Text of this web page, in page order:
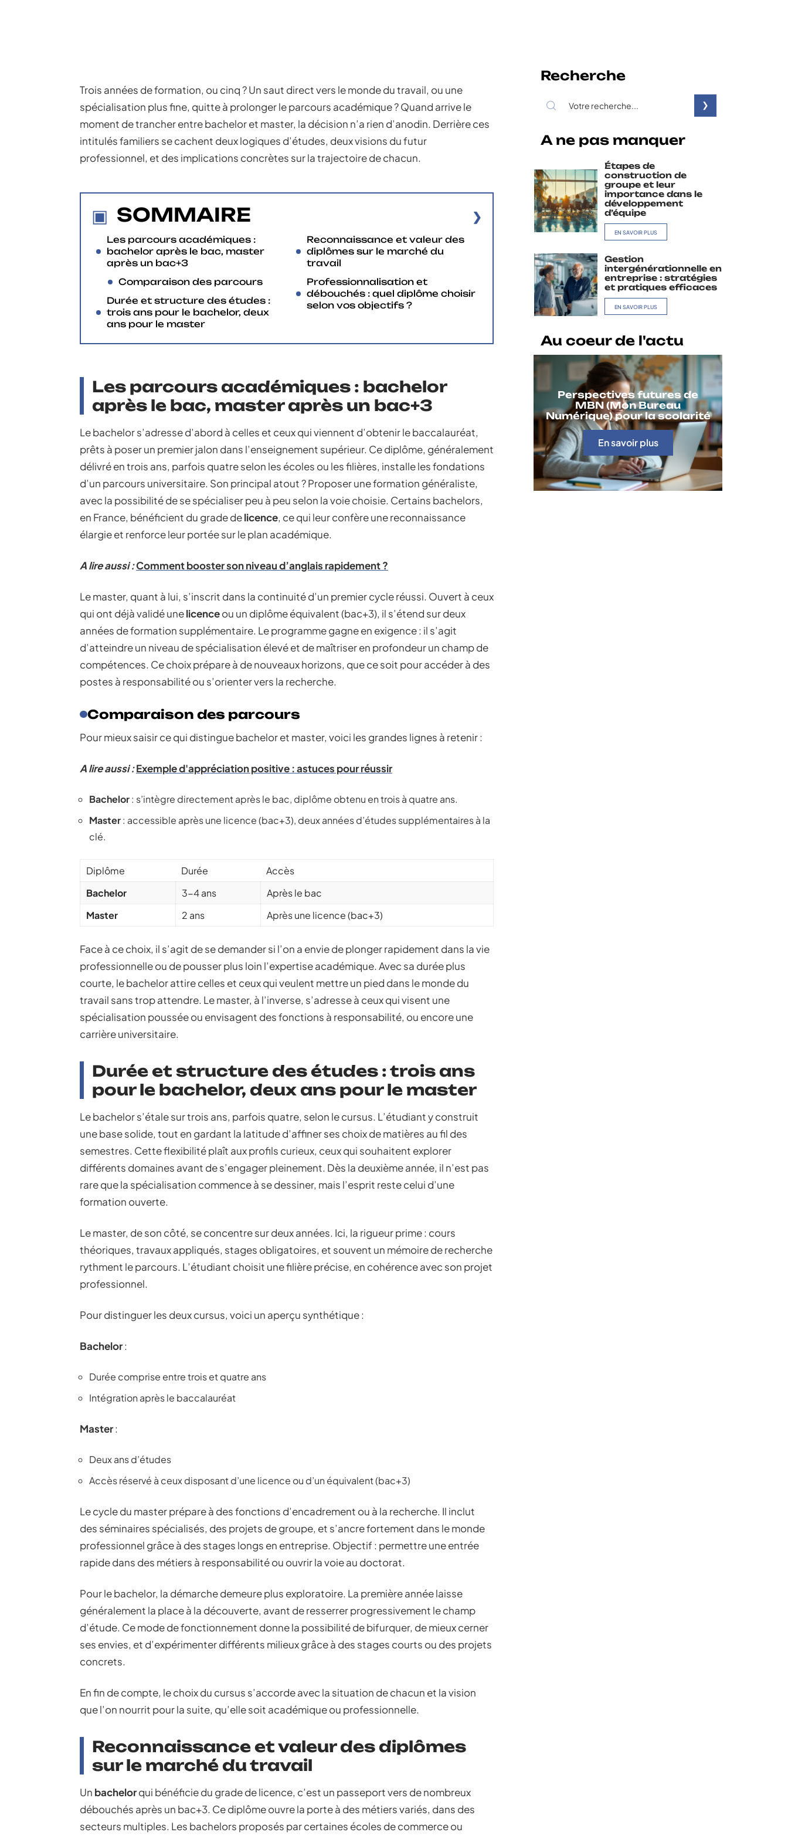
Trois années de formation, ou cinq ? Un saut direct vers le monde du travail, ou une
spécialisation plus fine, quitte à prolonger le parcours académique ? Quand arrive le
moment de trancher entre bachelor et master, la décision n’a rien d’anodin. Derrière ces
intitulés familiers se cachent deux logiques d’études, deux visions du futur
professionnel, et des implications concrètes sur la trajectoire de chacun.
SOMMAIRE
Les parcours académiques :
bachelor après le bac, master
après un bac+3
Comparaison des parcours
Durée et structure des études :
trois ans pour le bachelor, deux
ans pour le master
Reconnaissance et valeur des
diplômes sur le marché du
travail
Professionnalisation et
débouchés : quel diplôme choisir
selon vos objectifs ?
Les parcours académiques : bachelor
après le bac, master après un bac+3
Le bachelor s’adresse d’abord à celles et ceux qui viennent d’obtenir le baccalauréat,
prêts à poser un premier jalon dans l’enseignement supérieur. Ce diplôme, généralement
délivré en trois ans, parfois quatre selon les écoles ou les filières, installe les fondations
d’un parcours universitaire. Son principal atout ? Proposer une formation généraliste,
avec la possibilité de se spécialiser peu à peu selon la voie choisie. Certains bachelors,
en France, bénéficient du grade delicence, ce qui leur confère une reconnaissance
élargie et renforce leur portée sur le plan académique.
A lire aussi :Comment booster son niveau d’anglais rapidement ?
Le master, quant à lui, s’inscrit dans la continuité d’un premier cycle réussi. Ouvert à ceux
qui ont déjà validé unelicenceou un diplôme équivalent (bac+3), il s’étend sur deux
années de formation supplémentaire. Le programme gagne en exigence : il s’agit
d’atteindre un niveau de spécialisation élevé et de maîtriser en profondeur un champ de
compétences. Ce choix prépare à de nouveaux horizons, que ce soit pour accéder à des
postes à responsabilité ou s’orienter vers la recherche.
Comparaison des parcours
Pour mieux saisir ce qui distingue bachelor et master, voici les grandes lignes à retenir :
A lire aussi :Exemple d'appréciation positive : astuces pour réussir
Bachelor: s’intègre directement après le bac, diplôme obtenu en trois à quatre ans.
Master: accessible après une licence (bac+3), deux années d’études supplémentaires à la
clé.
Diplôme Durée
Accès
Bachelor
3-4 ans
Après le bac
Master
2 ans Après une licence (bac+3)
Face à ce choix, il s’agit de se demander si l’on a envie de plonger rapidement dans la vie
professionnelle ou de pousser plus loin l’expertise académique. Avec sa durée plus
courte, le bachelor attire celles et ceux qui veulent mettre un pied dans le monde du
travail sans trop attendre. Le master, à l’inverse, s’adresse à ceux qui visent une
spécialisation poussée ou envisagent des fonctions à responsabilité, ou encore une
carrière universitaire.
Durée et structure des études : trois ans
pour le bachelor, deux ans pour le master
Le bachelor s’étale sur trois ans, parfois quatre, selon le cursus. L’étudiant y construit
une base solide, tout en gardant la latitude d’affiner ses choix de matières au fil des
semestres. Cette flexibilité plaît aux profils curieux, ceux qui souhaitent explorer
différents domaines avant de s’engager pleinement. Dès la deuxième année, il n’est pas
rare que la spécialisation commence à se dessiner, mais l’esprit reste celui d’une
formation ouverte.
Le master, de son côté, se concentre sur deux années. Ici, la rigueur prime : cours
théoriques, travaux appliqués, stages obligatoires, et souvent un mémoire de recherche
rythment le parcours. L’étudiant choisit une filière précise, en cohérence avec son projet
professionnel.
Pour distinguer les deux cursus, voici un aperçu synthétique :
Bachelor:
Durée comprise entre trois et quatre ans
Intégration après le baccalauréat
Master:
Deux ans d’études
Accès réservé à ceux disposant d’une licence ou d’un équivalent (bac+3)
Le cycle du master prépare à des fonctions d’encadrement ou à la recherche. Il inclut
des séminaires spécialisés, des projets de groupe, et s’ancre fortement dans le monde
professionnel grâce à des stages longs en entreprise. Objectif : permettre une entrée
rapide dans des métiers à responsabilité ou ouvrir la voie au doctorat.
Pour le bachelor, la démarche demeure plus exploratoire. La première année laisse
généralement la place à la découverte, avant de resserrer progressivement le champ
d’étude. Ce mode de fonctionnement donne la possibilité de bifurquer, de mieux cerner
ses envies, et d’expérimenter différents milieux grâce à des stages courts ou des projets
concrets.
En fin de compte, le choix du cursus s’accorde avec la situation de chacun et la vision
que l’on nourrit pour la suite, qu’elle soit académique ou professionnelle.
Reconnaissance et valeur des diplômes
sur le marché du travail
Un bachelorqui bénéficie du grade de licence, c’est un passeport vers de nombreux
débouchés après un bac+3. Ce diplôme ouvre la porte à des métiers variés, dans des
secteurs multiples. Les bachelors proposés par certaines écoles de commerce ou
Recherche
A ne pas manquer
Étapes de
construction de
groupe et leur
importance dans le
développement
d’équipe
EN SAVOIR PLUS
Gestion
intergénérationnelle en
entreprise : stratégies
et pratiques efficaces
EN SAVOIR PLUS
Au coeur de l'actu
Perspectives futures de
MBN (Mon Bureau
Numérique) pour la scolarité
En savoir plus